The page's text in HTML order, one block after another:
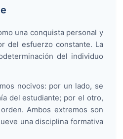
una conquista personal y
del esfuerzo constante. La
del individuo
nocivos: por un lado, se
del estudiante; por el otro,
Ambos extremos son
una disciplina formativa